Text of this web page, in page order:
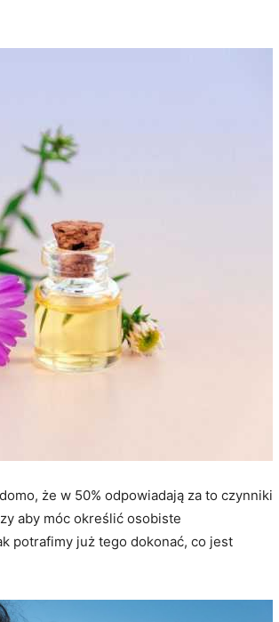
że w 50% odpowiadają za to czynniki
aby móc określić osobiste
potrafimy już tego dokonać, co jest